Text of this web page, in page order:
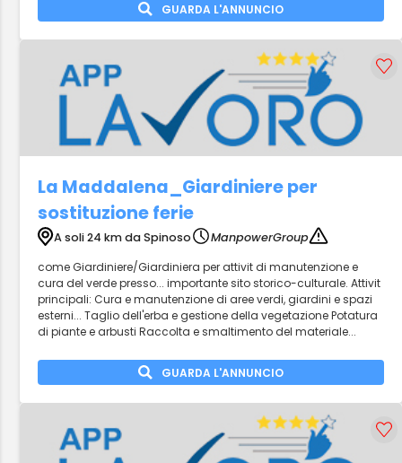
GUARDA L'ANNUNCIO
La Maddalena_Giardiniere per
sostituzione ferie
A soli 24 km da Spinoso
ManpowerGroup
come Giardiniere/Giardiniera per attivit di manutenzione e
cura del verde presso... importante sito storico-culturale. Attivit
principali: Cura e manutenzione di aree verdi, giardini e spazi
esterni... Taglio dell'erba e gestione della vegetazione Potatura
di piante e arbusti Raccolta e smaltimento del materiale...
GUARDA L'ANNUNCIO